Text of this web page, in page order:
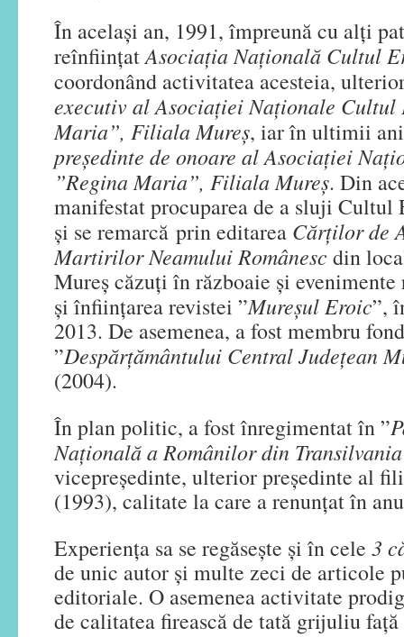
În același an, 1991, împreună cu alți
reînființatAsociația Națională Cultul
coordonând activitatea acesteia,
executiv al Asociației Naționale Cultul
Maria”, Filiala Mureș, iar în ultimii
președinte de onoare al Asociației
”Regina Maria”, Filiala Mureș. Din
manifestat procuparea de a sluji Cultul
și se remarcă prin editarea Cărților de
Martirilor Neamului Românesc din
Mureș căzuți în războaie și
și înființarea revistei ”Mureșul Eroic”,
2013. De asemenea, a fost membru
”Despărțământului Central Județean
(2004).
În plan politic, a fost înregimentat în ”
Națională a Românilor din
vicepreședinte, ulterior președinte al
(1993), calitate la care a renunțat în
Experiența sa se regăsește și în cele 3
de unic autor și multe zeci de articole
editoriale. O asemenea activitate
de calitatea firească de tată grijuliu